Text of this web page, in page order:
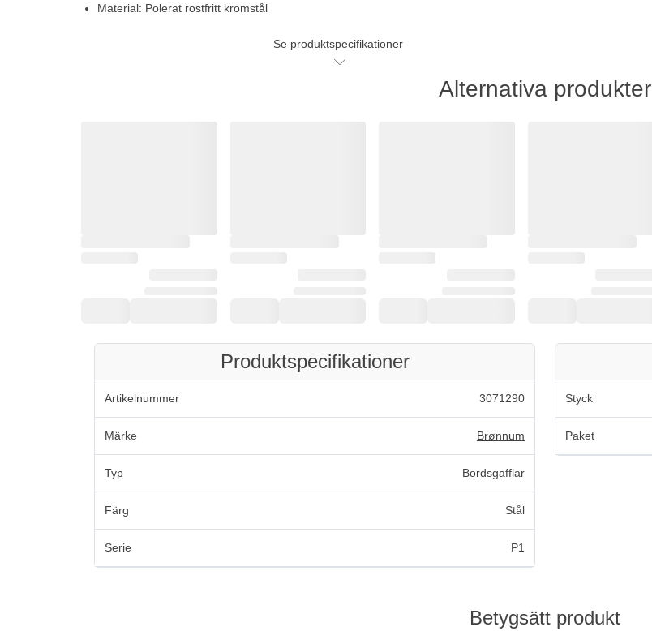
Material: Polerat rostfritt kromstål
Se produktspecifikationer
Alternativa produkter
Produktspecifikationer
Artikelnummer 3071290
Märke Brønnum
Typ Bordsgafflar
Färg Stål
Serie P1
Styck
Paket
Betygsätt produkt